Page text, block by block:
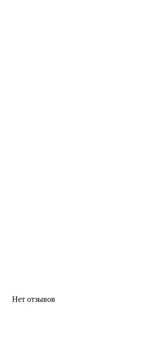
Нет отзывов